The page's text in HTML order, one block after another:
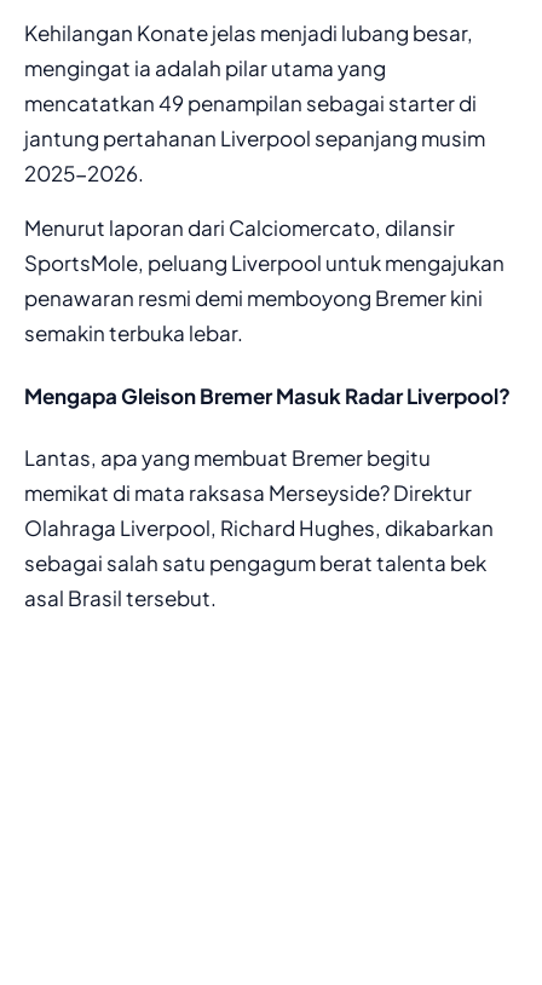
Kehilangan Konate jelas menjadi lubang besar,
mengingat ia adalah pilar utama yang
mencatatkan 49 penampilan sebagai starter di
jantung pertahanan Liverpool sepanjang musim
2025-2026.
Menurut laporan dari Calciomercato, dilansir
SportsMole, peluang Liverpool untuk mengajukan
penawaran resmi demi memboyong Bremer kini
semakin terbuka lebar.
Mengapa Gleison Bremer Masuk Radar Liverpool?
Lantas, apa yang membuat Bremer begitu
memikat di mata raksasa Merseyside? Direktur
Olahraga Liverpool, Richard Hughes, dikabarkan
sebagai salah satu pengagum berat talenta bek
asal Brasil tersebut.